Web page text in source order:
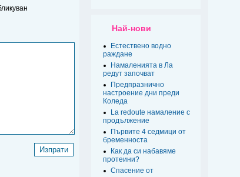
Най-нови
Естествено водно
раждане
Намаленията в Ла
редут започват
Предпразнично
настроение дни преди
Коледа
La redoute намаление с
продължение
Първите 4 седмици от
бременноста
Как да си набавяме
протеини?
Спасение от